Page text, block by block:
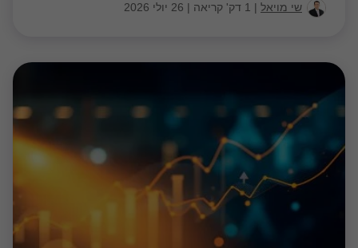
שי מויאל | 1 דק' קריאה | 26 יולי 2026